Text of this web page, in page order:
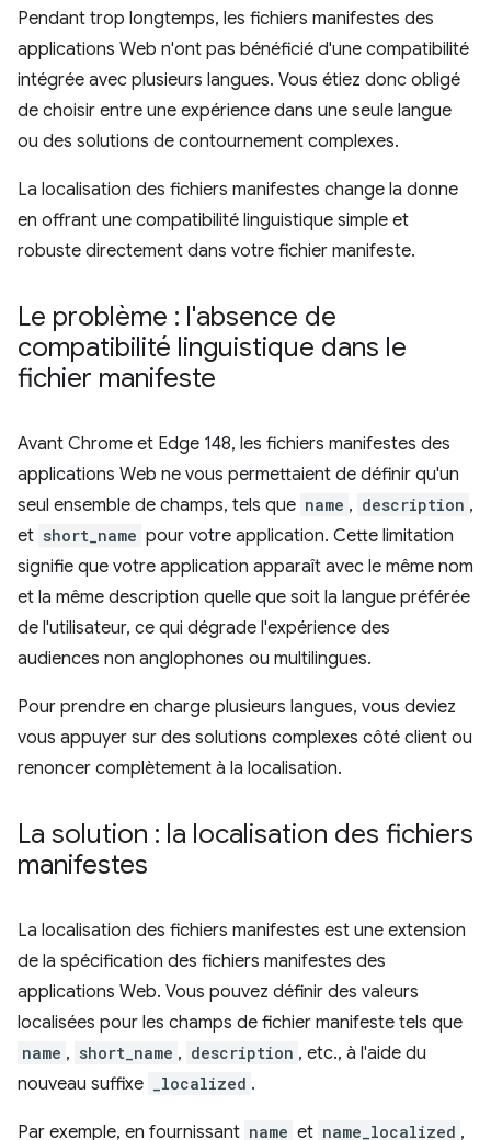
Pendant trop longtemps, les fichiers manifestes des
applications Web n'ont pas bénéficié d'une compatibilité
intégrée avec plusieurs langues. Vous étiez donc obligé
de choisir entre une expérience dans une seule langue
ou des solutions de contournement complexes.
La localisation des fichiers manifestes change la donne
en offrant une compatibilité linguistique simple et
robuste directement dans votre fichier manifeste.
Le problème : l'absence de
compatibilité linguistique dans le
fichier manifeste
Avant Chrome et Edge 148, les fichiers manifestes des
applications Web ne vous permettaient de définir qu'un
seul ensemble de champs, tels que name , description ,
et short_name pour votre application. Cette limitation
signifie que votre application apparaît avec le même nom
et la même description quelle que soit la langue préférée
de l'utilisateur, ce qui dégrade l'expérience des
audiences non anglophones ou multilingues.
Pour prendre en charge plusieurs langues, vous deviez
vous appuyer sur des solutions complexes côté client ou
renoncer complètement à la localisation.
La solution : la localisation des fichiers
manifestes
La localisation des fichiers manifestes est une extension
de la spécification des fichiers manifestes des
applications Web. Vous pouvez définir des valeurs
localisées pour les champs de fichier manifeste tels que
name , short_name , description , etc., à l'aide du
nouveau suffixe
_localized .
Par exemple, en fournissant name et name_localized ,